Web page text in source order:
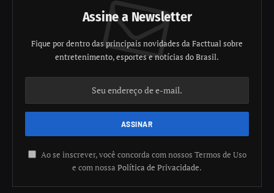
Assine a Newsletter
Fique por dentro das principais novidades da Facttual sobre
entretenimento, esportes e notícias do Brasil.
Ao se inscrever, você concorda com nossos Termos de Uso
e com nossa Política de Privacidade.